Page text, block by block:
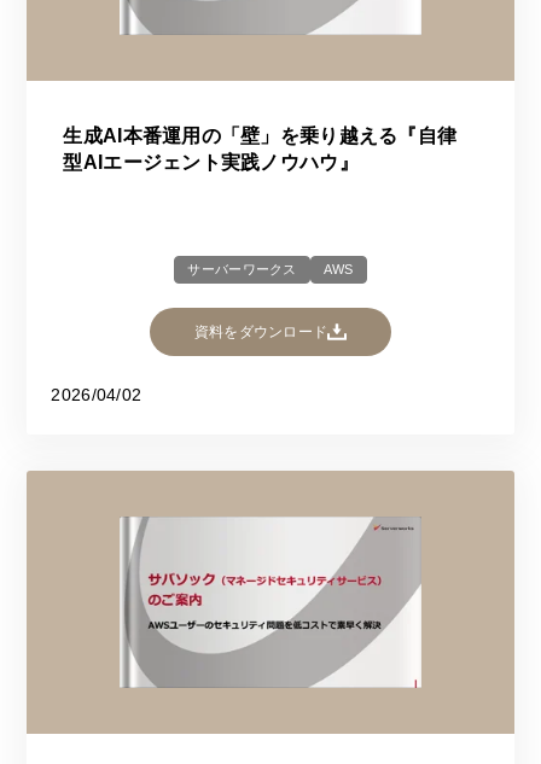
生成AI本番運用の「壁」を乗り越える『自律
型AIエージェント実践ノウハウ』
サーバーワークス AWS
資料をダウンロード
2026/04/02